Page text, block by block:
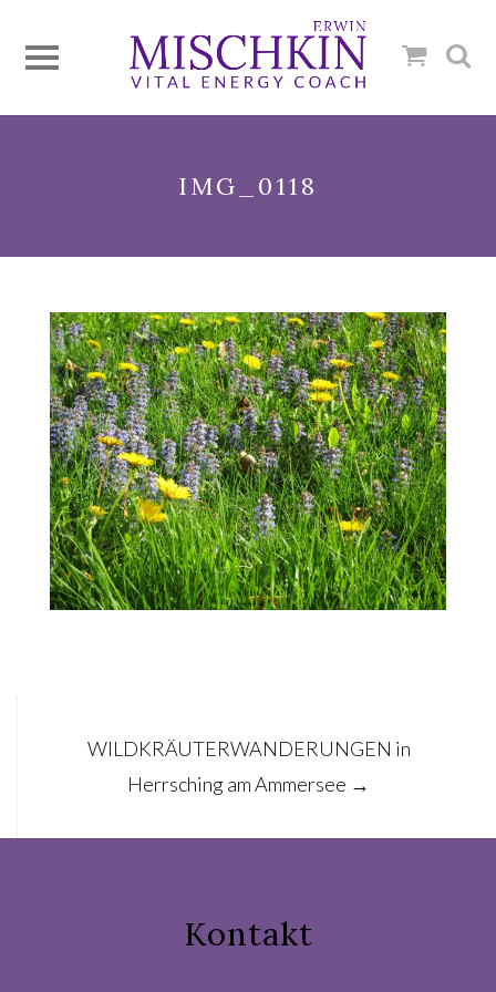
IMG_0118
navigation
WILDKRÄUTERWANDERUNGEN in
Herrsching am Ammersee →
Kontakt